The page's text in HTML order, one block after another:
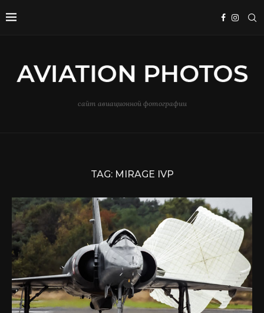
сайт авиационной фотографии
TAG: MIRAGE IVP